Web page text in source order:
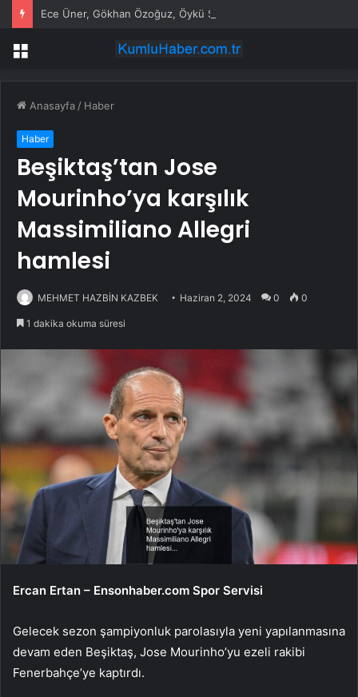
Menü
Anasayfa / Haber
Haber
Beşiktaş’tan Jose
Mourinho’ya karşılık
Massimiliano Allegri
hamlesi
MEHMET HAZBİN KAZBEK Haziran 2, 2024 0 0
1 dakika okuma süresi
Ercan Ertan – Ensonhaber.com Spor Servisi
Gelecek sezon şampiyonluk parolasıyla yeni yapılanmasına
devam eden Beşiktaş, Jose Mourinho’yu ezeli rakibi
Fenerbahçe’ye kaptırdı.